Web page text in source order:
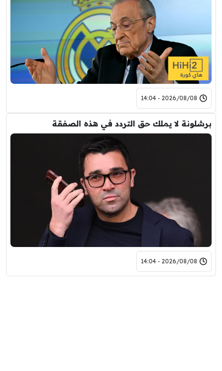
2026/08/08 - 14:04
برشلونة لا يملك حق التردد في هذه الصفقة
2026/08/08 - 14:04